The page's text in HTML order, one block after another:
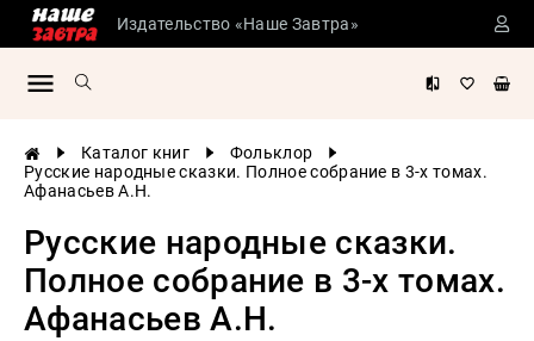
Издательство «Наше Завтра»
Каталог книг
Фольклор
Русские народные сказки. Полное собрание в 3-х томах.
Афанасьев А.Н.
Русские народные сказки.
Полное собрание в 3-х томах.
Афанасьев А.Н.
Сталинские
литература
Философия
История
России
история